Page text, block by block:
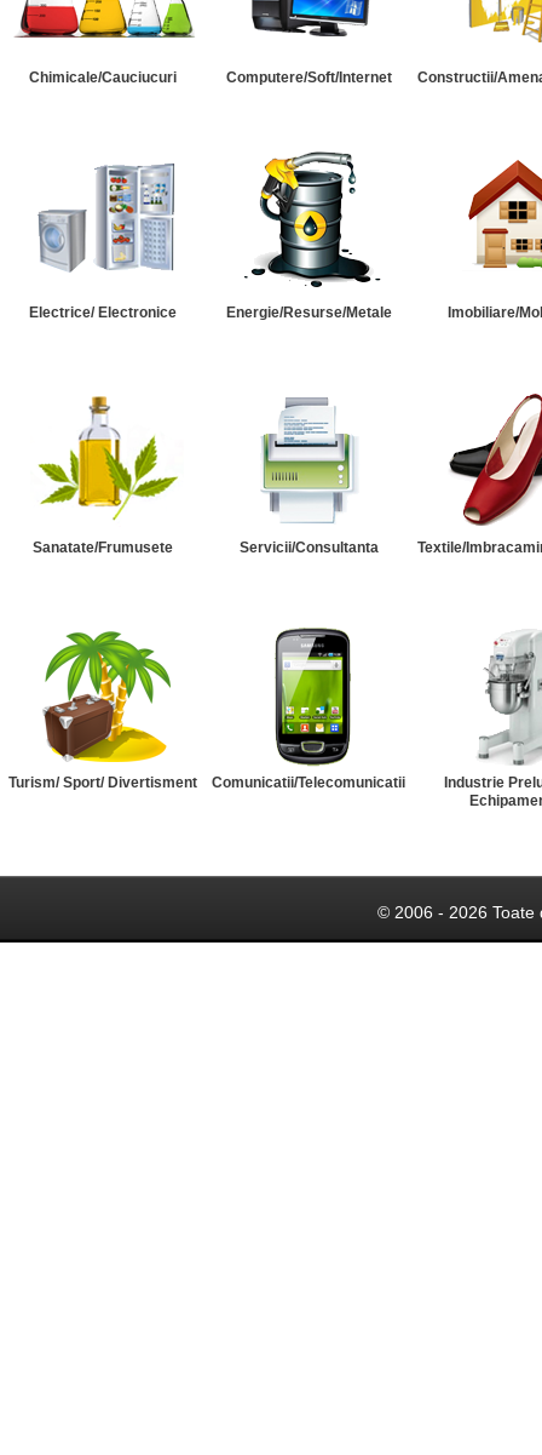
Chimicale/Cauciucuri Computere/Soft/Internet Constructii/
Electrice/ Electronice Energie/Resurse/Metale Imobiliare/
Sanatate/Frumusete Servicii/Consultanta Textile/
Turism/ Sport/ Divertisment Comunicatii/Telecomunicatii
Industrie
© 2006 - 2026